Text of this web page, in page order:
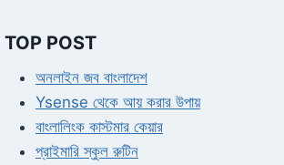
TOP POST
অনলাইন জব বাংলাদেশ
Ysense থেকে আয় করার উপায়
বাংলালিংক কাস্টমার কেয়ার
প্রাইমারি স্কুল রুটিন